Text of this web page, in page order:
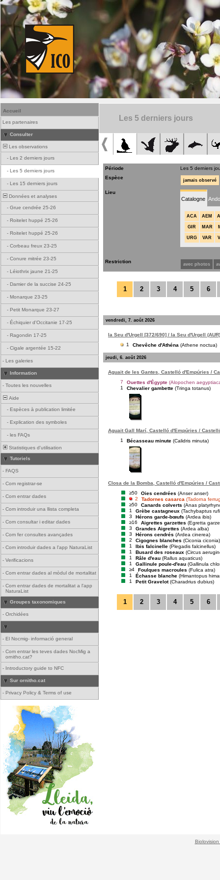
Accueil
Les partenaires
Consulter
Les observations
- Les 2 derniers jours
- Les 5 derniers jours
- Les 15 derniers jours
Données et analyses
- Grue cendrée 25-26
- Roitelet huppé 25-26
- Roitelet huppé 25-26
- Corbeau freux 23-25
- Conure mitrée 23-25
- Léiothrix jaune 21-25
- Damier de la succise 24-25
- Monarque 23-25
- Petit Monarque 23-27
- Échiquier d'Occitanie 17-25
- Ragondin 17-25
- Cigale argentée 15-22
- Les galeries
Information
- Toutes les nouvelles
Aide
- Espèces à publication limitée
- Explication des symboles
- les FAQs
Statistiques d'utilisation
Tutoriels
- FAQS
- Com registrar-se
- Com entrar dades
- Com introduir una llista completa
- Com consultar i editar dades
- Com fer consultes avançades
- Com introduir dades a l'app NaturaList
- Verificacions
- Com entrar dades al mòdul de mortalitat
- Com entrar dades de mortalitat a l'app
NaturaList
Groupes taxonomiques
- Orchidées
- El Nocmig- informació general
- Com entrar les teves dades NocMig a
ornitho.cat?
- Introductory guide to NFC
Sur ornitho.cat
- Privacy Policy & Terms of use
Les 5 derniers jours
Période
Les 5 derniers
Espèce
jamais observé
Lieu
Catalogne
ACA AEM
GIR MAR
URG VAR
Restriction avec photos
1 2 3 4 5 6
vendredi, 7. août 2026
la Seu d'Urgell [372/690] / la Seu d'Urgell (AUR)
1
Chevêche d'Athéna (Athene noctua)
jeudi, 6. août 2026
Aguait de les Gantes, Castelló d'Empúries /
7
Ouettes d'Égypte (Alopochen
1
Chevalier gambette (Tringa totanus)
Aguait Gall Marí, Castelló d'Empúries /
1
Bécasseau minute (Calidris minuta)
Closa de la Bomba, Castelló d'Empúries /
≥50
Oies cendrées (Anser anser)
2
Tadornes casarca (Tadorna
≥50
Canards colverts (Anas
1
Grèbe castagneux (Tachybaptus
3
Hérons garde-bœufs (Ardea ibis)
≥16
Aigrettes garzettes (Egretta
3
Grandes Aigrettes (Ardea alba)
3
Hérons cendrés (Ardea cinerea)
2
Cigognes blanches (Ciconia ciconia)
1
Ibis falcinelle (Plegadis falcinellus)
1
Busard des roseaux (Circus
1
Râle d'eau (Rallus aquaticus)
1
Gallinule poule-d'eau (Gallinula
≥4
Foulques macroules (Fulica atra)
1
Échasse blanche (Himantopus
1
Petit Gravelot (Charadrius dubius)
1 2 3 4 5 6
Biolovision